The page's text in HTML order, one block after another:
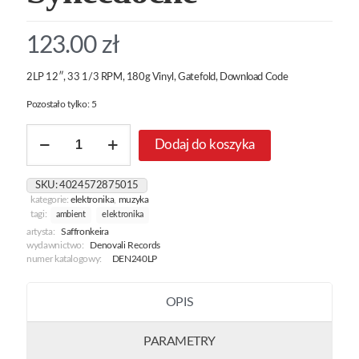
123.00 zł
2LP 12″, 33 1/3 RPM, 180g Vinyl, Gatefold, Download Code
Pozostało tylko: 5
Synecdoche
Dodaj do koszyka
SKU:4024572875015
kategorie:elektronika, muzyka
tagi:
ambient elektronika
artysta:
Saffronkeira
wydawnictwo:
Denovali Records
numer katalogowy:
DEN240LP
OPIS
PARAMETRY